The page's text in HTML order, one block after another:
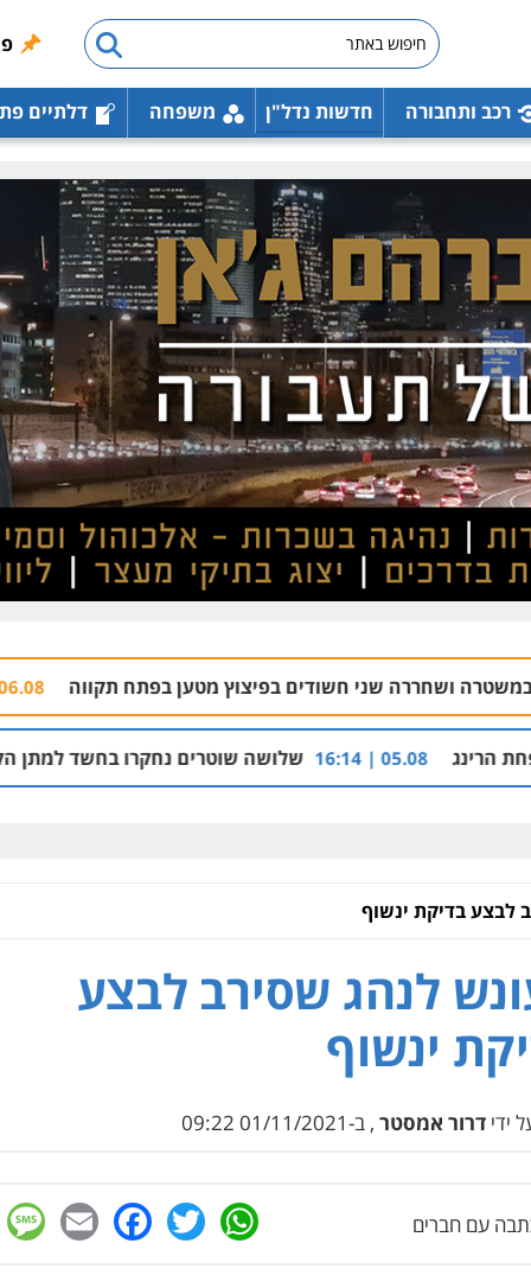
רכב ותחבורה חדשות נדל"ן משפחה דלתיים
חשודים בפיצוץ מטען בפתח תקווה 06.08 | 09:06 רימונים
שלושה שוטרים נחקרו בחשד למתן הקלות למועדון
לבצע בדיקת ינשוף
לנהג שסירב לבצע
ינשוף
ידי דרור אמסטר , ב-01/11/2021 09:22
עם חברים WhatsApp
Twitter